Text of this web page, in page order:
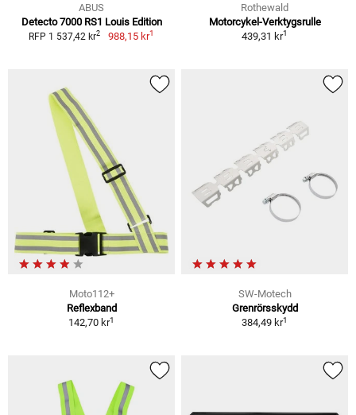
ABUS
Detecto 7000 RS1 Louis Edition
RFP 1 537,42 kr2 988,15 kr1
Rothewald
Motorcykel-Verktygsrulle
439,31 kr1
Moto112+
Reflexband
142,70 kr1
SW-Motech
Grenrörsskydd
384,49 kr1